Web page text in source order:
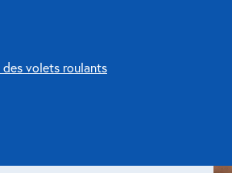
des volets roulants